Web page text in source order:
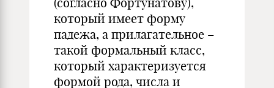
который имеет форму
падежа, а прилагательное –
такой формальный класс,
который характеризуется
формой рода, числа и